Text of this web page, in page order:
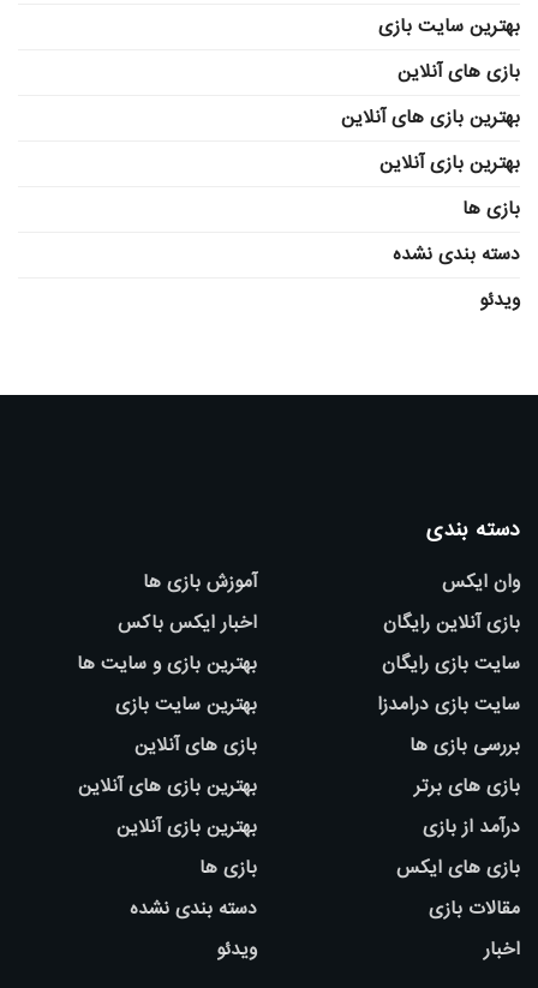
بهترین سایت بازی
بازی های آنلاین
بهترین بازی های آنلاین
بهترین بازی آنلاین
بازی ها
دسته بندی نشده
ویدئو
دسته بندی
وان ایکس
بازی آنلاین رایگان
سایت بازی رایگان
سایت بازی درامدزا
بررسی بازی ها
بازی های برتر
درآمد از بازی
بازی های ایکس
مقالات بازی
اخبار
آموزش بازی ها
اخبار ایکس باکس
بهترین بازی و سایت ها
بهترین سایت بازی
بازی های آنلاین
بهترین بازی های آنلاین
بهترین بازی آنلاین
بازی ها
دسته بندی نشده
ویدئو